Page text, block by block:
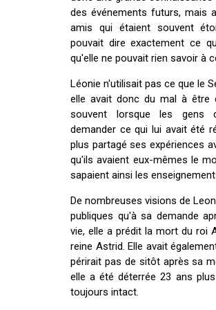
des événements futurs, mais
amis qui étaient souvent
pouvait dire exactement ce
qu'elle ne pouvait rien savoir à
Léonie n'utilisait pas ce que le
elle avait donc du mal à être
souvent lorsque les gens
demander ce qui lui avait été
plus partagé ses expériences
qu'ils avaient eux-mêmes le
sapaient ainsi les
De nombreuses visions de
publiques qu'à sa demande
vie, elle a prédit la mort du roi
reine Astrid. Elle avait
périrait pas de sitôt après sa
elle a été déterrée 23 ans
toujours intact.